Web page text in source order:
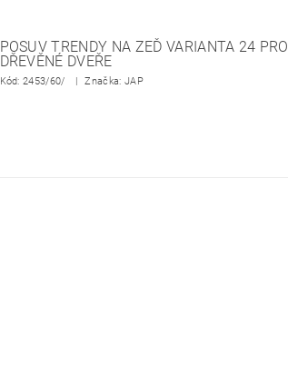
POSUV TRENDY NA ZEĎ VARIANTA 24 PRO
DŘEVĚNÉ DVEŘE
Kód:2453/60/ Značka: JAP